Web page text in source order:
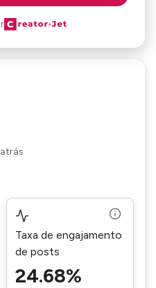
Taxa de engajamento
de posts
24.68%